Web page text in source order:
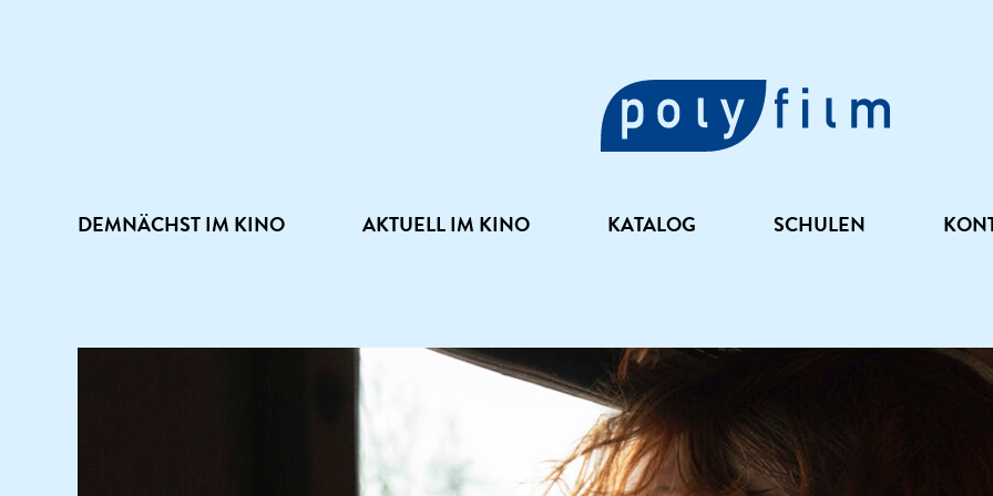
DEMNÄCHST IM KINO AKTUELL IM KINO KATALOG SCHULEN